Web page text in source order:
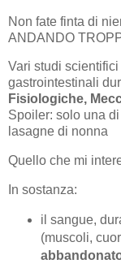
Non fate finta di
ANDANDO
Vari studi
gastrointestinali
Fisiologiche,
Spoiler: solo una
lasagne di nonna
Quello che mi
In sostanza:
il sangue,
(muscoli,